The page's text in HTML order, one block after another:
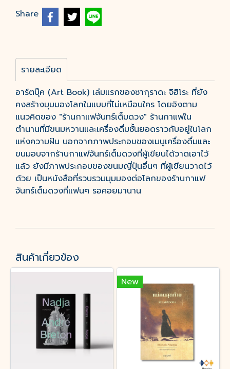
Share
รายละเอียด
อาร์ตบุ๊ค (Art Book) เล่มแรกของซากุราดะ จิฮิโระ ที่ยัง
คงสร้างมุมมองโลกในแบบที่ไม่เหมือนใคร โดยอิงตาม
แนวคิดของ "ร้านกาแฟจันทร์เต็มดวง" ร้านกาแฟใน
ตำนานที่มีขนมหวานและเครื่องดื่มชั้นยอดราวกับอยู่ในโลก
แห่งความฝัน นอกจากภาพประกอบของเมนูเครื่องดื่มและ
ขนมอบจากร้านกาแฟจันทร์เต็มดวงที่ผู้เขียนได้วาดเอาไว้
แล้ว ยังมีภาพประกอบของขนมญี่ปุ่นอื่นๆ ที่ผู้เขียนวาดไว้
ด้วย เป็นหนังสือที่รวบรวมมุมมองต่อโลกของร้านกาแฟ
จันทร์เต็มดวงที่แฟนๆ รอคอยมานาน
สินค้าเกี่ยวข้อง
New